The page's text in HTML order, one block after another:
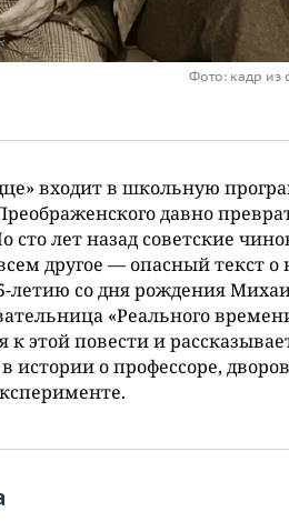
Фото: кадр из
входит в школьную
давно
сто лет назад советские
другое — опасный текст о
летию со дня рождения
«Реального
к этой повести и
истории о профессоре,